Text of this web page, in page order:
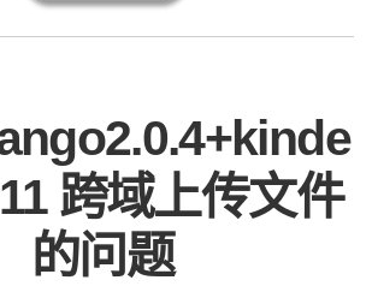
跨域上传文件
的问题